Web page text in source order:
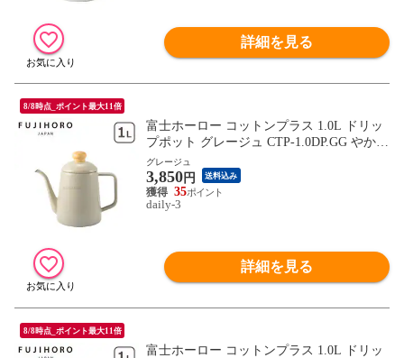
詳細を見る
8/8時点_ポイント最大11倍
富士ホーロー コットンプラス 1.0L ドリッ
プポット グレージュ CTP-1.0DP.GG やかん
ケトル コーヒーポット 珈琲ポット 細口 ほ
うろう IH対応 直火（ガス火）対応 Cotton
Pulus FUJIHORO 【北海道・沖縄は990円加
算】fuj616-3
グレージュ
3,850円 送料込み
35
daily-3
詳細を見る
8/8時点_ポイント最大11倍
富士ホーロー コットンプラス 1.0L ドリッ